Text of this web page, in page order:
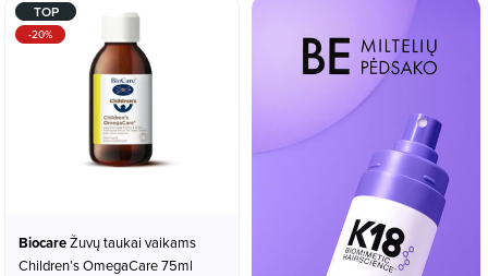
Biocare
Children’s OmegaCare 75ml
TOP
-20%